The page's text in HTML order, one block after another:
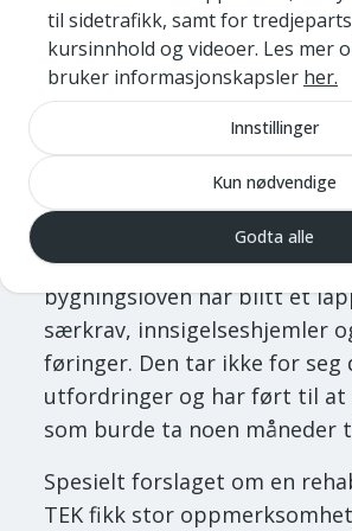
for boligselskap i loven.
2. Rehabiliterings-TEK:
skrevet for nybygg og
rehabilitering og ombygging
Dette fører til at mange
fremfor å rehabilitere bygg.
3. Ny plan- og bygningslov:
bygningsloven har blitt et
særkrav, innsigelseshjemler
føringer. Den tar ikke for seg
utfordringer og har ført til at
som burde ta noen måneder
Spesielt forslaget om en
TEK fikk stor
til sidetrafikk, samt for
kursinnhold og videoer. Les mer
bruker informasjonskapsler her.
Innstillinger
Kun nødvendige
Godta alle